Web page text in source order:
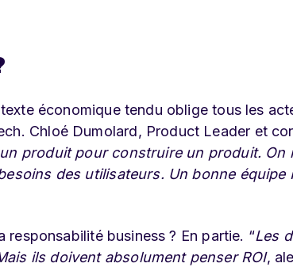
économique tendu oblige tous les
Chloé Dumolard, Product Leader et
produit pour construire un produit. On
des utilisateurs. Un bonne équipe
business ? En partie. “Les
ils doivent absolument penser ROI,